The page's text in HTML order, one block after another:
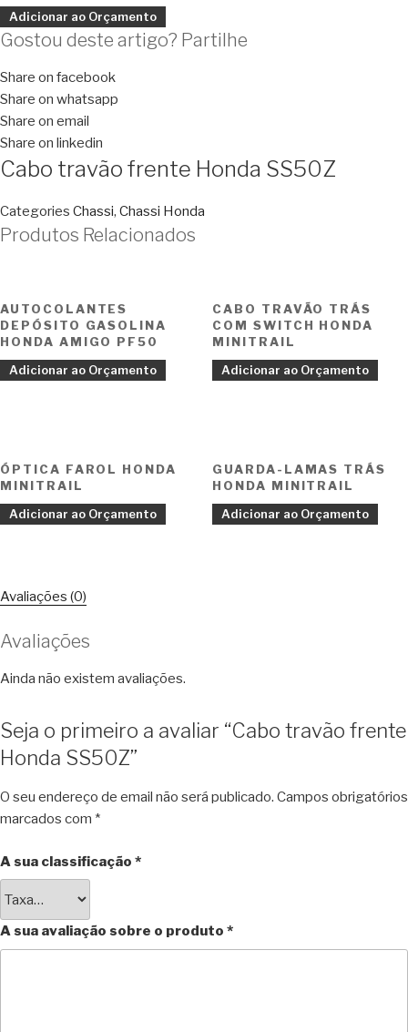
Adicionar ao Orçamento
Gostou deste artigo? Partilhe
Share on facebook
Share on whatsapp
Share on email
Share on linkedin
Cabo travão frente Honda SS50Z
Categories Chassi, Chassi Honda
Produtos Relacionados
AUTOCOLANTES
DEPÓSITO GASOLINA
HONDA AMIGO PF50
Adicionar ao Orçamento
CABO TRAVÃO TRÁS
COM SWITCH HONDA
MINITRAIL
Adicionar ao Orçamento
ÓPTICA FAROL HONDA
MINITRAIL
Adicionar ao Orçamento
GUARDA-LAMAS TRÁS
HONDA MINITRAIL
Adicionar ao Orçamento
Avaliações (0)
Avaliações
Ainda não existem avaliações.
Seja o primeiro a avaliar “Cabo travão frente
Honda SS50Z”
O seu endereço de email não será publicado. Campos obrigatórios
marcados com *
A sua classificação *
A sua avaliação sobre o produto *